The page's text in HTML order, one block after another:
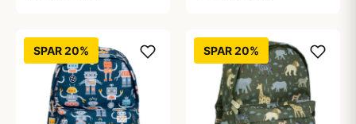
SPAR 20% SPAR 20%